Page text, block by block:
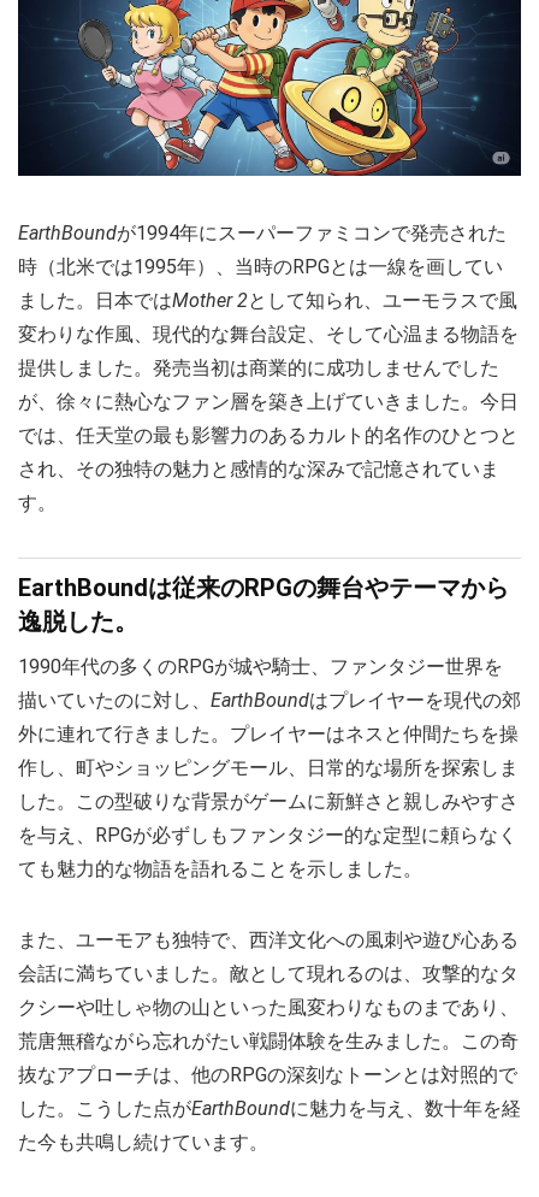
EarthBoundが1994年にスーパーファミコンで発売された
時（北米では1995年）、当時のRPGとは一線を画してい
ました。日本ではMother 2として知られ、ユーモラスで風
変わりな作風、現代的な舞台設定、そして心温まる物語を
提供しました。発売当初は商業的に成功しませんでした
が、徐々に熱心なファン層を築き上げていきました。今日
では、任天堂の最も影響力のあるカルト的名作のひとつと
され、その独特の魅力と感情的な深みで記憶されていま
す。
EarthBoundは従来のRPGの舞台やテーマから
逸脱した。
1990年代の多くのRPGが城や騎士、ファンタジー世界を
描いていたのに対し、 EarthBoundはプレイヤーを現代の郊
外に連れて行きました。プレイヤーはネスと仲間たちを操
作し、町やショッピングモール、日常的な場所を探索しま
した。この型破りな背景がゲームに新鮮さと親しみやすさ
を与え、RPGが必ずしもファンタジー的な定型に頼らなく
ても魅力的な物語を語れることを示しました。
また、ユーモアも独特で、西洋文化への風刺や遊び心ある
会話に満ちていました。敵として現れるのは、攻撃的なタ
クシーや吐しゃ物の山といった風変わりなものまであり、
荒唐無稽ながら忘れがたい戦闘体験を生みました。この奇
抜なアプローチは、他のRPGの深刻なトーンとは対照的で
した。こうした点がEarthBoundに魅力を与え、数十年を経
た今も共鳴し続けています。